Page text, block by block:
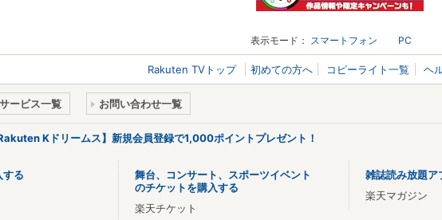
表示モード： スマートフォン PC
Rakuten TVトップ 初めての方へ コピーライト一覧 ヘ
サービス一覧 お問い合わせ一覧
Rakuten Kドリームス】新規会員登録で1,000ポイントプレゼント！
する
舞台、コンサート、スポーツイベント
のチケットを購入する
楽天チケット
雑誌読み放題ア
楽天マガジン